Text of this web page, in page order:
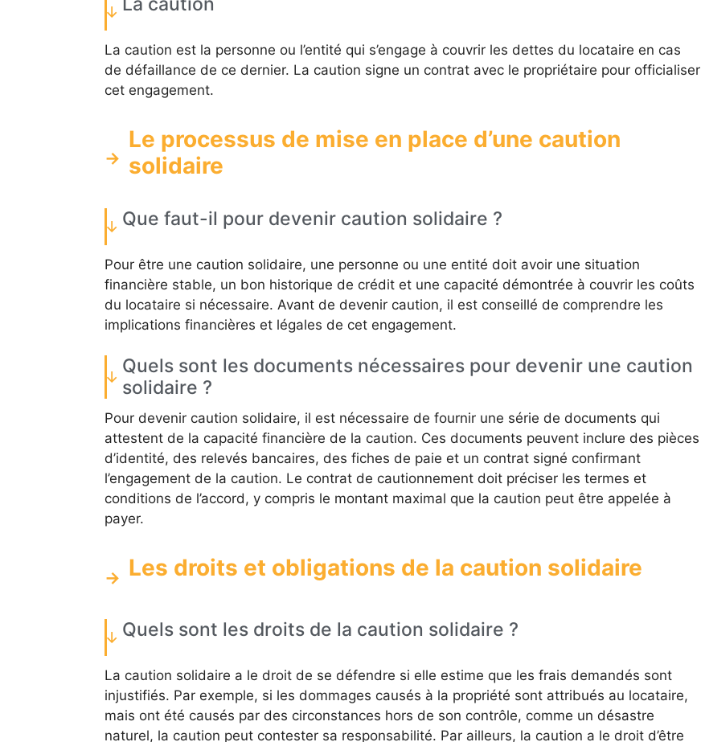
La caution est la personne ou l’entité qui s’engage à couvrir les dettes du locataire en cas
de défaillance de ce dernier. La caution signe un contrat avec le propriétaire pour officialiser
cet engagement.
Le processus de mise en place d’une caution
solidaire
Que faut-il pour devenir caution solidaire ?
Pour être une caution solidaire, une personne ou une entité doit avoir une situation
financière stable, un bon historique de crédit et une capacité démontrée à couvrir les coûts
du locataire si nécessaire. Avant de devenir caution, il est conseillé de comprendre les
implications financières et légales de cet engagement.
Quels sont les documents nécessaires pour devenir une caution
solidaire ?
Pour devenir caution solidaire, il est nécessaire de fournir une série de documents qui
attestent de la capacité financière de la caution. Ces documents peuvent inclure des pièces
d’identité, des relevés bancaires, des fiches de paie et un contrat signé confirmant
l’engagement de la caution. Le contrat de cautionnement doit préciser les termes et
conditions de l’accord, y compris le montant maximal que la caution peut être appelée à
payer.
Les droits et obligations de la caution solidaire
Quels sont les droits de la caution solidaire ?
La caution solidaire a le droit de se défendre si elle estime que les frais demandés sont
injustifiés. Par exemple, si les dommages causés à la propriété sont attribués au locataire,
mais ont été causés par des circonstances hors de son contrôle, comme un désastre
naturel, la caution peut contester sa responsabilité. Par ailleurs, la caution a le droit d’être